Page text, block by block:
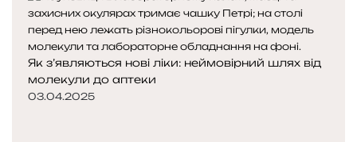
Як з’являються нові ліки: неймовірний шлях від
молекули до аптеки
03.04.2025